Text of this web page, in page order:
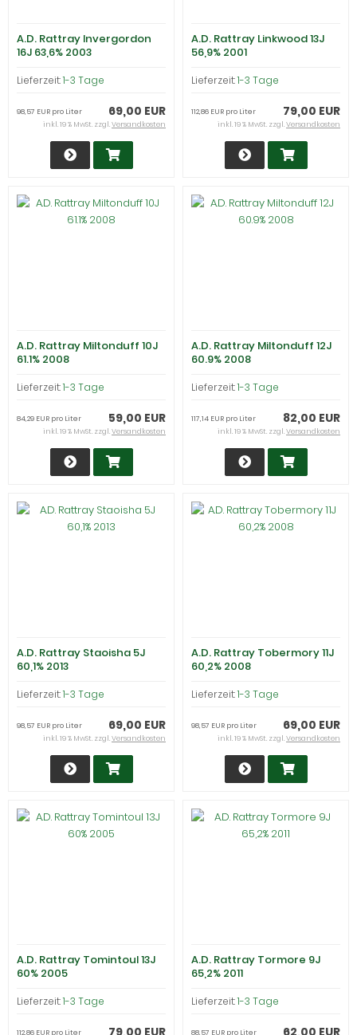
A.D. Rattray Invergordon
16J 63,6% 2003
Lieferzeit:1-3 Tage
69,00 EUR
98,57 EUR pro Liter
inkl. 19 % MwSt. zzgl.Versandkosten
A.D. Rattray Linkwood 13J
56,9% 2001
Lieferzeit:1-3 Tage
79,00 EUR
112,86 EUR pro Liter
inkl. 19 % MwSt. zzgl.Versandkosten
A.D. Rattray Miltonduff 10J
61.1% 2008
Lieferzeit:1-3 Tage
59,00 EUR
84,29 EUR pro Liter
inkl. 19 % MwSt. zzgl.Versandkosten
A.D. Rattray Miltonduff 12J
60.9% 2008
Lieferzeit:1-3 Tage
82,00 EUR
117,14 EUR pro Liter
inkl. 19 % MwSt. zzgl.Versandkosten
A.D. Rattray Staoisha 5J
60,1% 2013
Lieferzeit:1-3 Tage
69,00 EUR
98,57 EUR pro Liter
inkl. 19 % MwSt. zzgl.Versandkosten
A.D. Rattray Tobermory 11J
60,2% 2008
Lieferzeit:1-3 Tage
69,00 EUR
98,57 EUR pro Liter
inkl. 19 % MwSt. zzgl.Versandkosten
A.D. Rattray Tomintoul 13J
60% 2005
Lieferzeit:1-3 Tage
79,00 EUR
112,86 EUR pro Liter
A.D. Rattray Tormore 9J
65,2% 2011
Lieferzeit:1-3 Tage
62,00 EUR
88,57 EUR pro Liter